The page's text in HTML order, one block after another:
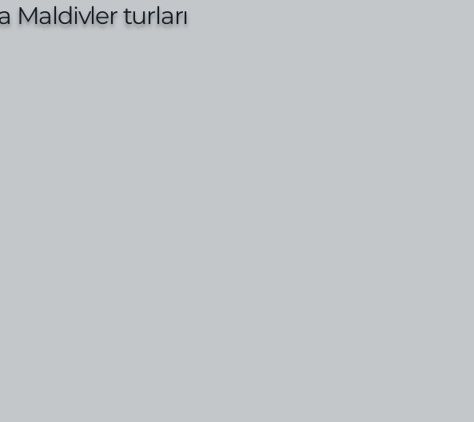
Maldivler turları